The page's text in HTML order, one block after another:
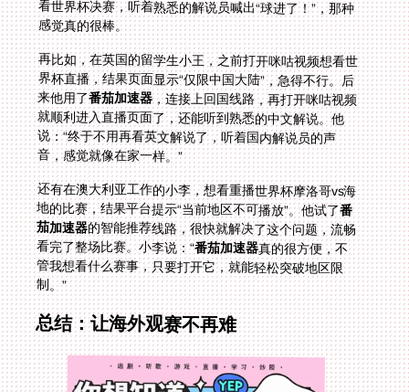
感觉真的很棒。
再比如，在英国的留学生小王，之前打开咪咕视频想看世
界杯直播，结果页面显示“仅限中国大陆”，急得不行。后
来他用了番茄加速器，连接上回国线路，再打开咪咕视频
就顺利进入直播页面了，还能听到熟悉的中文解说。他
说：“终于不用再看英文解说了，听着国内解说员的声
音，感觉就像在家一样。”
还有在澳大利亚工作的小李，想看重播世界杯摩洛哥vs海
地的比赛，结果平台提示“当前地区不可播放”。他试了番
茄加速器的智能推荐线路，很快就解决了这个问题，流畅
看完了整场比赛。小李说：“番茄加速器真的很方便，不
管我想看什么赛事，只要打开它，就能轻松突破地区限
制。”
总结：让海外观赛不再难